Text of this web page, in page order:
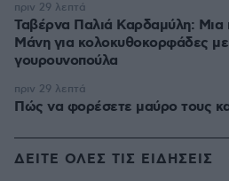
Ταβέρνα Παλιά Καρδαμύλη: Μια
Μάνη για κολοκυθοκορφάδες με
γουρουνοπούλα
πριν 29 λεπτά
Πώς να φορέσετε μαύρο τους
πριν 29 λεπτά
ΔΕΙΤΕ ΟΛΕΣ ΤΙΣ ΕΙΔΗΣΕΙΣ